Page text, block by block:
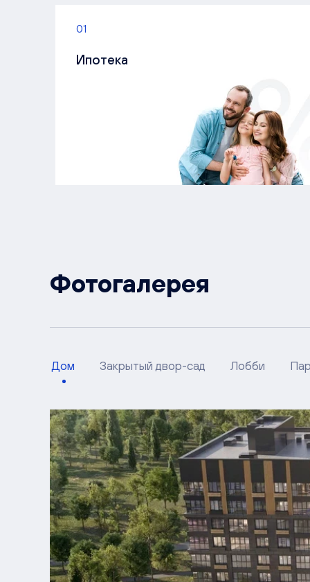
01
Ипотека
Фотогалерея
Дом Закрытый двор-сад Лобби